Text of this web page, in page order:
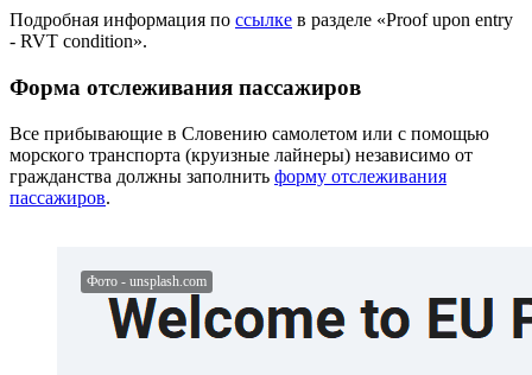
Подробная информация по ссылке в разделе «Proof upon entry
- RVT condition».
Форма отслеживания пассажиров
Все прибывающие в Словению самолетом или с помощью
морского транспорта (круизные лайнеры) независимо от
гражданства должны заполнить форму отслеживания
пассажиров.